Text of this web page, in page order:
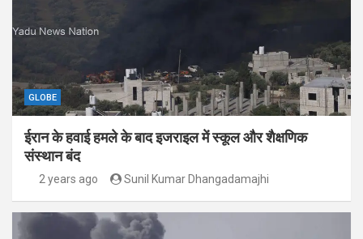
GLOBE
ईरान के हवाई हमले के बाद इजराइल में स्कूल और शैक्षणिक
संस्थान बंद
2 years ago Sunil Kumar Dhangadamajhi